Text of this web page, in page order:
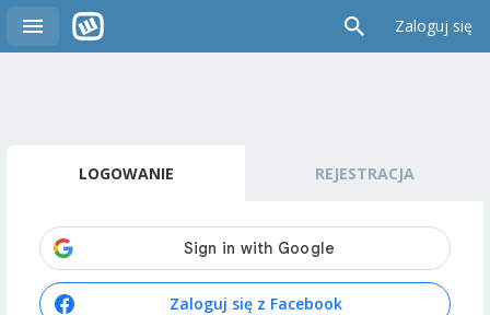
Zaloguj się
LOGOWANIE REJESTRACJA
Zaloguj się z Facebook